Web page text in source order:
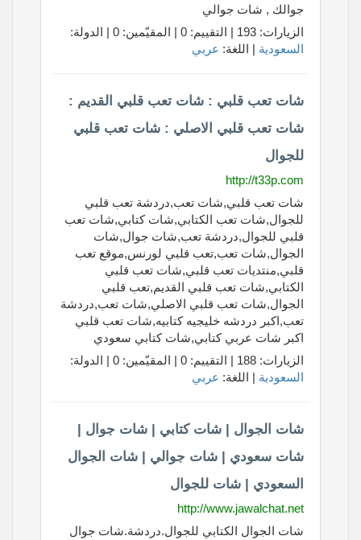
جوالك , شات جوالي
الزيارات: 193 | التقييم: 0 | المقيّمين: 0 | الدولة:
السعودية | اللغة: عربي
شات تعب قلبي : شات تعب قلبي القديم :
شات تعب قلبي الاصلي : شات تعب قلبي
للجوال
http://t33p.com
شات تعب قلبي,شات تعب,دردشة تعب قلبي
للجوال,شات تعب الكتابي,شات كتابي,شات تعب
قلبي للجوال,دردشة تعب,شات جوال,شات
الجوال,شات تعب,تعب قلبي لورنس,موقع تعب
قلبي,منتديات تعب قلبي,شات تعب قلبي
الكتابي,شات تعب قلبي القديم,تعب قلبي
الجوال,شات تعب قلبي الاصلي,شات تعب,دردشة
تعب,اكبر دردشه خليجيه كتابيه,شات تعب قلبي
اكبر شات عربي كتابي,شات كتابي سعودي
الزيارات: 188 | التقييم: 0 | المقيّمين: 0 | الدولة:
السعودية | اللغة: عربي
شات الجوال | شات كتابي | شات جوال |
شات سعودي | شات جوالي | شات الجوال
السعودي | شات للجوال
http://www.jawalchat.net
شات الجوال الكتابي للجوال.دردشة.شات جوال